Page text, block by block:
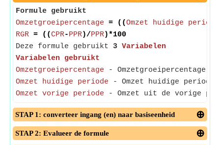
Formule gebruikt
Omzetgroeipercentage = ((Omzet huidige periode
RGR = ((CPR-PPR)/PPR)*100
Deze formule gebruikt 3 Variabelen
Variabelen gebruikt
Omzetgroeipercentage - Omzetgroeipercentage
Omzet huidige periode - Omzet huidige
Omzet vorige periode - Omzet uit de vorige
STAP 1: converteer ingang (en) naar basiseenheid
STAP 2: Evalueer de formule